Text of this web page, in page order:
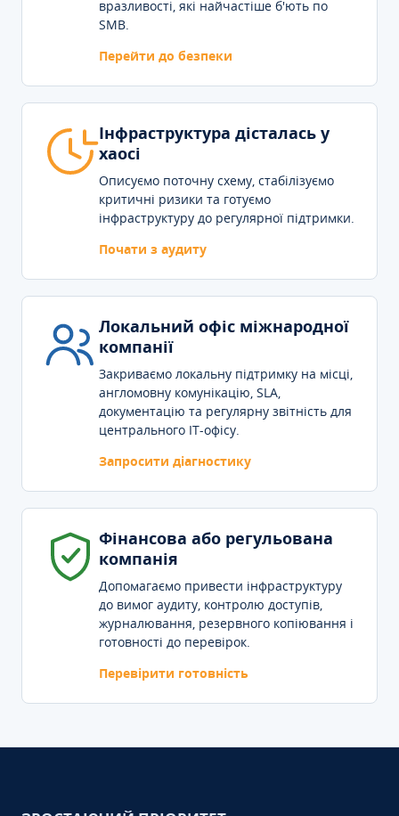
вразливості, які найчастіше б'ють по
SMB.
Перейти до безпеки
Інфраструктура дісталась у
хаосі
Описуємо поточну схему, стабілізуємо
критичні ризики та готуємо
інфраструктуру до регулярної підтримки.
Почати з аудиту
Локальний офіс міжнародної
компанії
Закриваємо локальну підтримку на місці,
англомовну комунікацію, SLA,
документацію та регулярну звітність для
центрального IT-офісу.
Запросити діагностику
Фінансова або регульована
компанія
Допомагаємо привести інфраструктуру
до вимог аудиту, контролю доступів,
журналювання, резервного копіювання і
готовності до перевірок.
Перевірити готовність